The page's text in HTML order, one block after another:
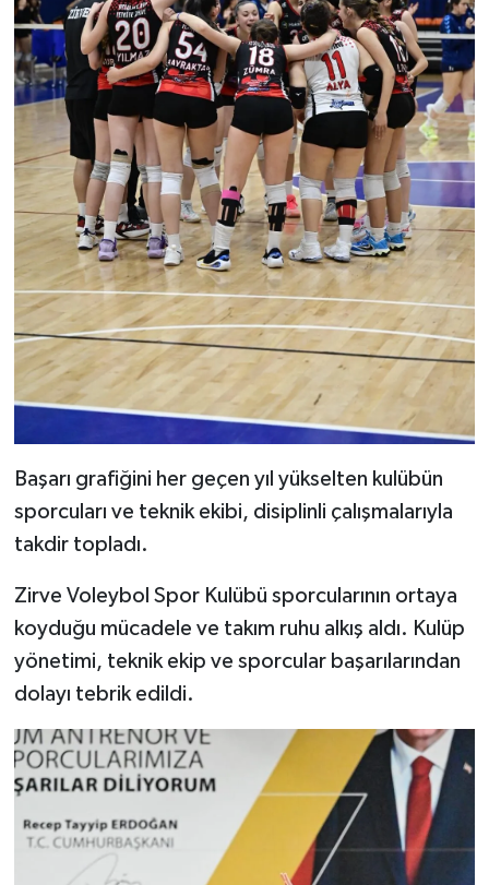
Başarı grafiğini her geçen yıl yükselten kulübün
sporcuları ve teknik ekibi, disiplinli çalışmalarıyla
takdir topladı.
Zirve Voleybol Spor Kulübü sporcularının ortaya
koyduğu mücadele ve takım ruhu alkış aldı. Kulüp
yönetimi, teknik ekip ve sporcular başarılarından
dolayı tebrik edildi.